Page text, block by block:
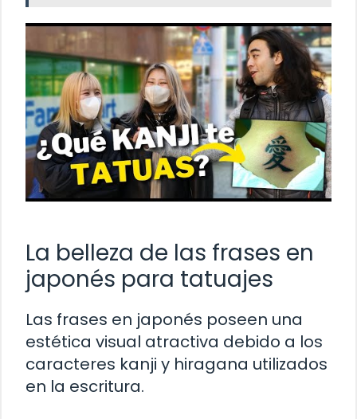
La belleza de las frases en
japonés para tatuajes
Las frases en japonés poseen una
estética visual atractiva debido a los
caracteres kanji y hiragana utilizados
en la escritura.